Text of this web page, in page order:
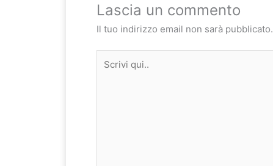
Lascia un commento
Il tuo indirizzo email non sarà pubblicato.
qui..